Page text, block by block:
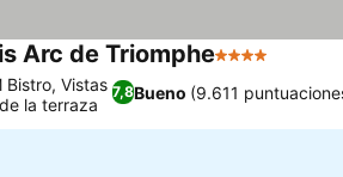
Arc de Triomphe4 Estrellas
7,8Bueno (9.611
Bistro, Vistas
la terraza